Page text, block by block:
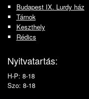
Budapest IX. Lurdy ház
Tárnok
Keszthely
Rédics
Nyitvatartás:
H-P: 8-18
Szo: 8-18